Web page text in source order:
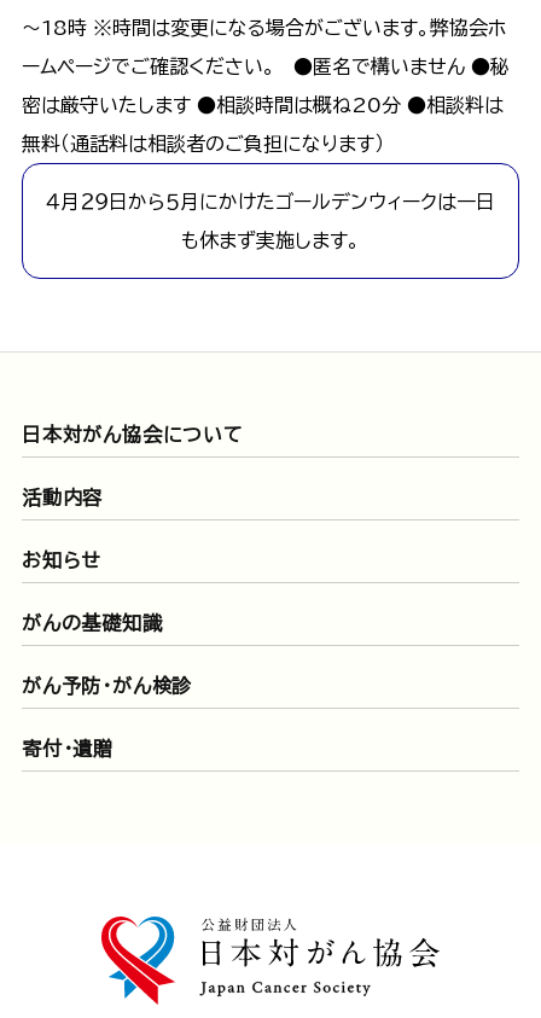
～18時 ※時間は変更になる場合がございます。弊協会ホ
ームページでご確認ください。 ●匿名で構いません ●秘
密は厳守いたします ●相談時間は概ね20分 ●相談料は
無料（通話料は相談者のご負担になります）
４月２９日から５月にかけたゴールデンウィークは一日
も休まず実施します。
日本対がん協会について
活動内容
お知らせ
がんの基礎知識
がん予防・がん検診
寄付・遺贈